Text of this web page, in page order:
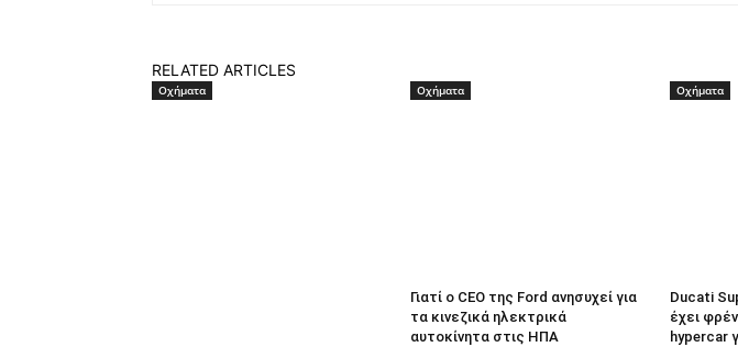
RELATED ARTICLES
Οχήματα Οχήματα
Γιατί ο CEO της Ford ανησυχεί για
τα κινεζικά ηλεκτρικά
αυτοκίνητα στις ΗΠΑ
Οχήματα
Ducati
έχει
hypercar